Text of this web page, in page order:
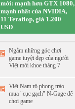
mới: mạnh hơn GTX 1080,
mạnh nhất của NVIDIA,
11 Teraflop, giá 1.200
USD
Ngắm những góc chơi
game tuyệt đẹp của người
Việt mới khoe tháng 7
Việt Nam rộ phong trào
mua "cục gạch" N-Gage để
chơi game